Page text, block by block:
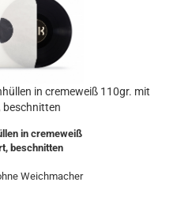
in cremeweiß 110gr. mit
beschnitten
in cremeweiß
beschnitten
Weichmacher